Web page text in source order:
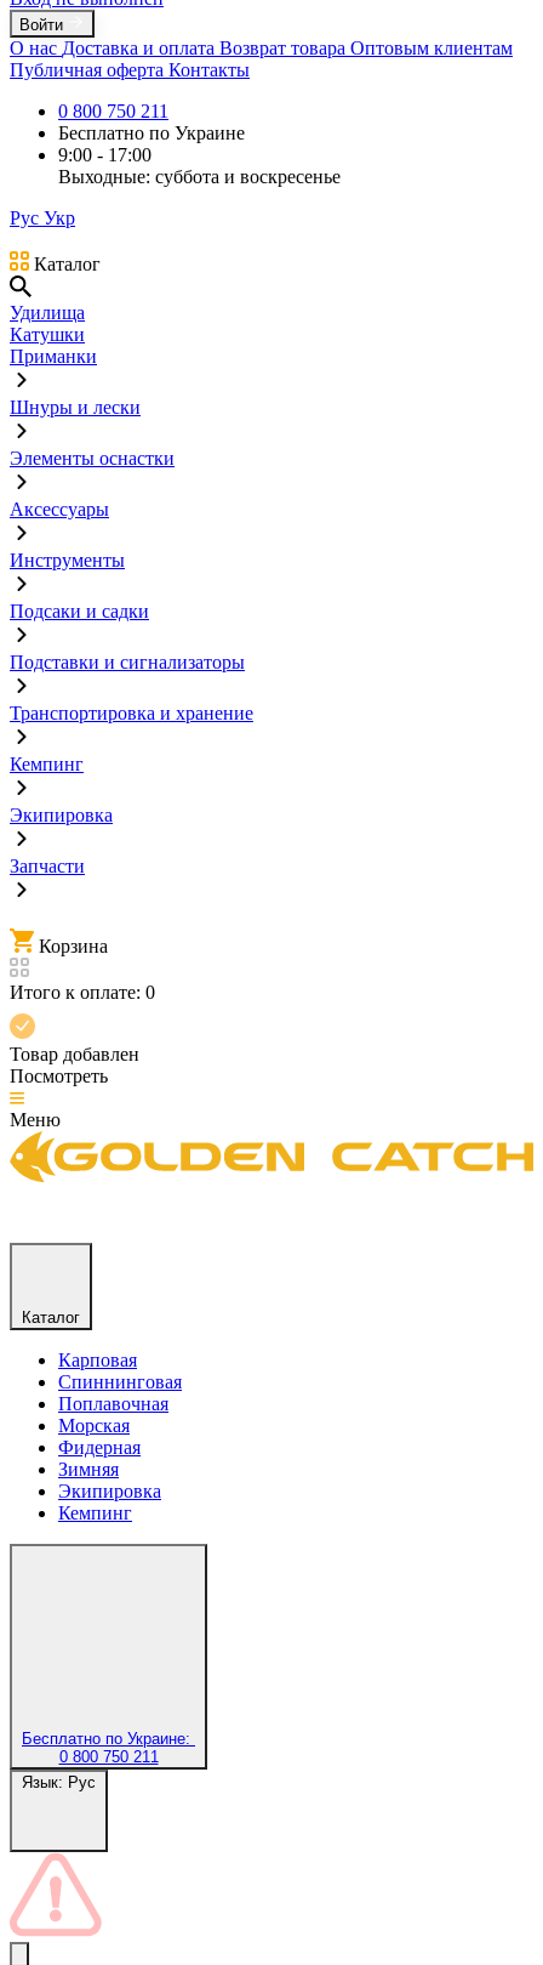
Войти
О нас Доставка и оплата Возврат товара Оптовым клиентам
Публичная оферта Контакты
0 800 750 211
Бесплатно по Украине
9:00 - 17:00
Выходные: суббота и воскресенье
Рус Укр
Каталог
Удилища
Катушки
Приманки
Шнуры и лески
Элементы оснастки
Аксессуары
Инструменты
Подсаки и садки
Подставки и сигнализаторы
Транспортировка и хранение
Кемпинг
Экипировка
Запчасти
Корзина
Итого к оплате: 0
Товар добавлен
Посмотреть
Меню
Каталог
Карповая
Спиннинговая
Поплавочная
Морская
Фидерная
Зимняя
Экипировка
Кемпинг
Бесплатно по Украине:
0 800 750 211
Язык: Рус